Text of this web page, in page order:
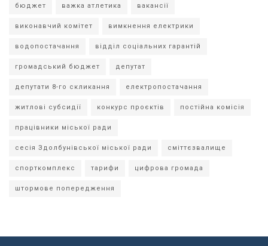
бюджет важка атлетика вакансії
виконавчий комітет вимкнення електрики
водопостачання відділ соціальних гарантій
громадський бюджет депутат
депутати 8-го скликання електропостачання
житлові субсидії конкурс проєктів постійна комісія
працівники міської ради
сесія Здолбунівської міської ради сміттєзвалище
спорткомплекс тарифи цифрова громада
штормове попередження